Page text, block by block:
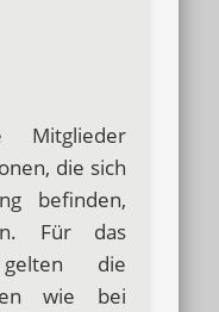
Mitglieder
die sich
befinden,
Für das
gelten die
wie bei